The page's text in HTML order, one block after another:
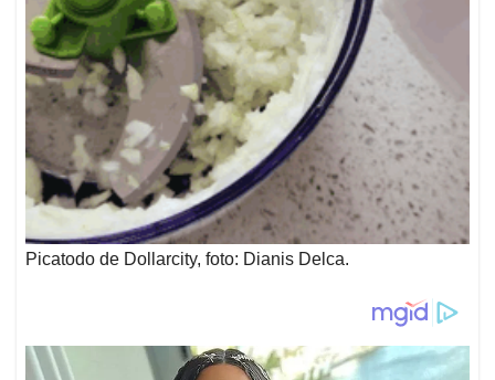
Picatodo de Dollarcity, foto: Dianis Delca.